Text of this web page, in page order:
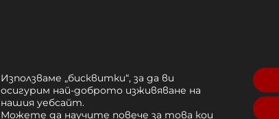
Използваме „бисквитки“, за да ви
осигурим най-доброто изживяване на
нашия уебсайт.
Можете да научите повече за това кои